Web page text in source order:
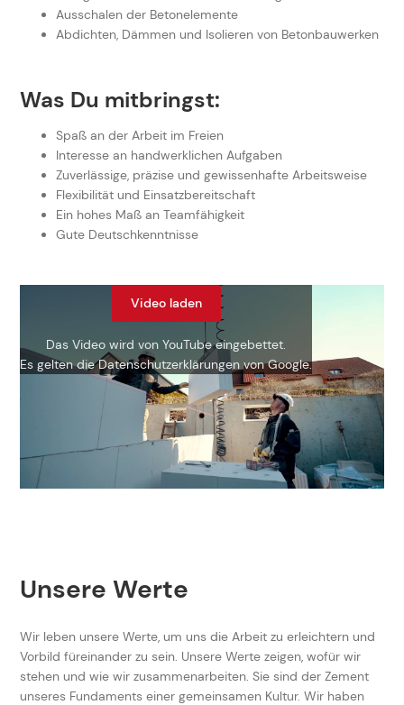
Ausschalen der Betonelemente
Abdichten, Dämmen und Isolieren von Betonbauwerken
Was Du mitbringst:
Spaß an der Arbeit im Freien
Interesse an handwerklichen Aufgaben
Zuverlässige, präzise und gewissenhafte Arbeitsweise
Flexibilität und Einsatzbereitschaft
Ein hohes Maß an Teamfähigkeit
Gute Deutschkenntnisse
Video laden
Das Video wird von YouTube eingebettet.
Es gelten dieDatenschutzerklärungen von Google.
Unsere Werte
Wir leben unsere Werte, um uns die Arbeit zu erleichtern und
Vorbild füreinander zu sein. Unsere Werte zeigen, wofür wir
stehen und wie wir zusammenarbeiten. Sie sind der Zement
unseres Fundaments einer gemeinsamen Kultur. Wir haben